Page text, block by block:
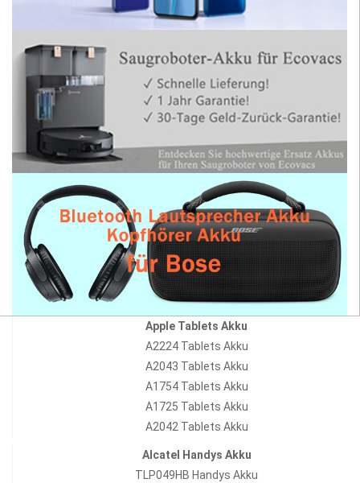
Apple Tablets Akku
A2224 Tablets Akku
A2043 Tablets Akku
A1754 Tablets Akku
A1725 Tablets Akku
A2042 Tablets Akku
Alcatel Handys Akku
TLP049HB Handys Akku